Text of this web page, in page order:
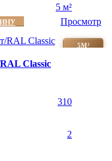
5 м²
Просмотр
5М²
Classic
310
2